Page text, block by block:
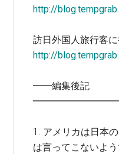
http://
訪日外国人旅行客
http://
━━編集後記
1. アメリカは日本
は言ってこないよ